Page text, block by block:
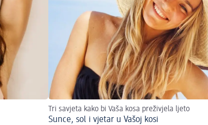
Tri savjeta kako bi Vaša kosa preživjela ljeto
Sunce, sol i vjetar u Vašoj kosi